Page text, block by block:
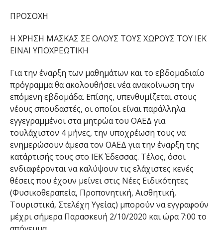
ΠΡΟΣΟΧΗ
Η ΧΡΗΣΗ ΜΑΣΚΑΣ ΣΕ ΟΛΟΥΣ ΤΟΥΣ ΧΩΡΟΥΣ ΤΟΥ ΙΕΚ
ΕΙΝΑΙ ΥΠΟΧΡΕΩΤΙΚΗ
Για την έναρξη των μαθημάτων και το εβδομαδιαίο
πρόγραμμα θα ακολουθήσει νέα ανακοίνωση την
επόμενη εβδομάδα. Επίσης, υπενθυμίζεται στους
νέους σπουδαστές, οι οποίοι είναι παράλληλα
εγγεγραμμένοι στα μητρώα του ΟΑΕΔ για
τουλάχιστον 4 μήνες, την υποχρέωση τους να
ενημερώσουν άμεσα τον ΟΑΕΔ για την έναρξη της
κατάρτισής τους στο ΙΕΚ Έδεσσας. Τέλος, όσοι
ενδιαφέρονται να καλύψουν τις ελάχιστες κενές
θέσεις που έχουν μείνει στις Νέες Ειδικότητες
(Φυσικοθεραπεία, Προπονητική, Αισθητική,
Τουριστικά, Στελέχη Υγείας) μπορούν να εγγραφούν
μέχρι σήμερα Παρασκευή 2/10/2020 και ώρα 7:00 το